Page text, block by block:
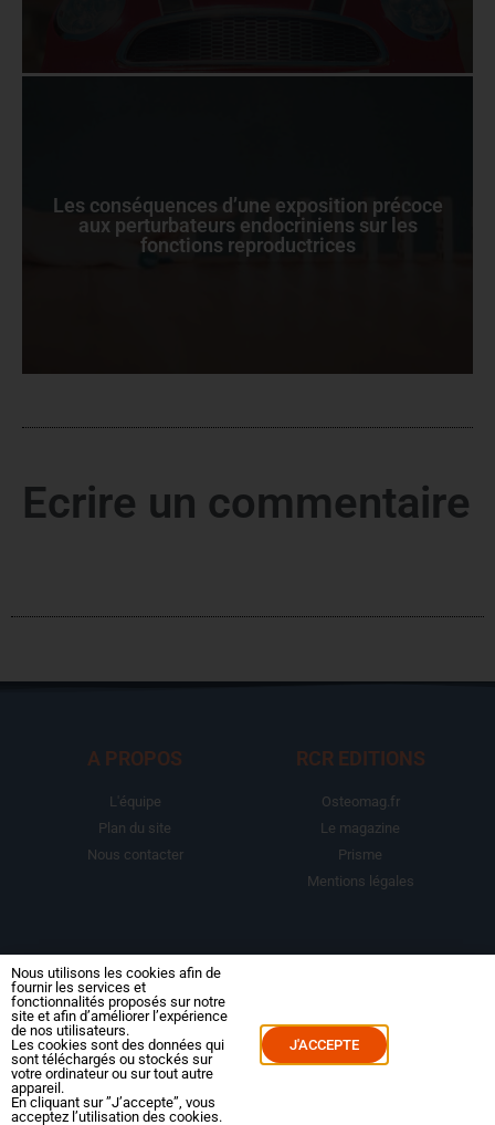
Les conséquences d’une exposition précoce
aux perturbateurs endocriniens sur les
fonctions reproductrices
Ecrire un commentaire
A PROPOS
L'équipe
Plan du site
Nous contacter
RCR EDITIONS
Osteomag.fr
Le magazine
Prisme
Mentions légales
LA BOUTIQUE
Abonnements
Le magazine
Packs
Dossiers
Mes commandes
Mes abonnements
Nous utilisons les cookies afin de
fournir les services et
fonctionnalités proposés sur notre
site et afin d’améliorer l’expérience
de nos utilisateurs.
Les cookies sont des données qui
sont téléchargés ou stockés sur
votre ordinateur ou sur tout autre
appareil.
En cliquant sur ”J’accepte”, vous
acceptez l’utilisation des cookies.
J'ACCEPTE